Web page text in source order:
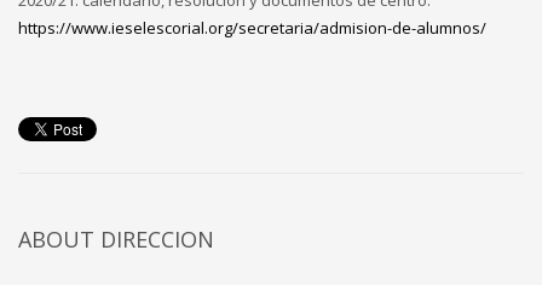
https://www.ieselescorial.org/secretaria/admision-de-alumnos/
ABOUT DIRECCION